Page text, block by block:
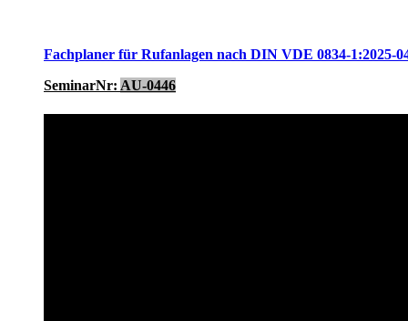
Fachplaner für Rufanlagen nach DIN VDE 0834-1:2025-
SeminarNr: AU-0446